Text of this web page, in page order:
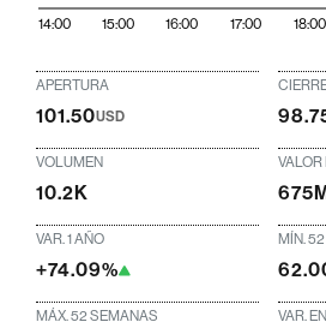
14:00 15:00 16:00 17:00 18:00
APERTURA
101.50USD
VOLUMEN
10.2K
VAR. 1 AÑO
+74.09%
MÍN.
MÁX. 52 SEMANAS VAR.